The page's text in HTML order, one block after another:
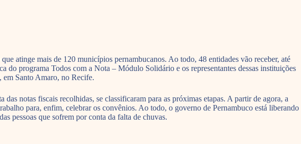
atinge mais de 120 municípios pernambucanos. Ao todo, 48 entidades vão receber, até
do programa Todos com a Nota – Módulo Solidário e os representantes dessas instituições
em Santo Amaro, no Recife.
notas fiscais recolhidas, se classificaram para as próximas etapas. A partir de agora, a
para, enfim, celebrar os convênios. Ao todo, o governo de Pernambuco está liberando
pessoas que sofrem por conta da falta de chuvas.